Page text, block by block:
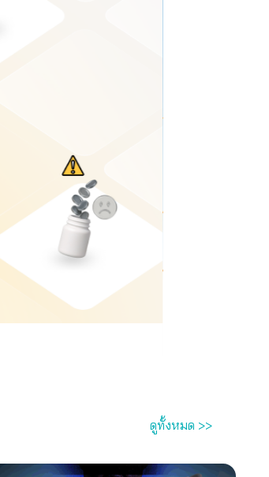
ดูทั้งหมด >>